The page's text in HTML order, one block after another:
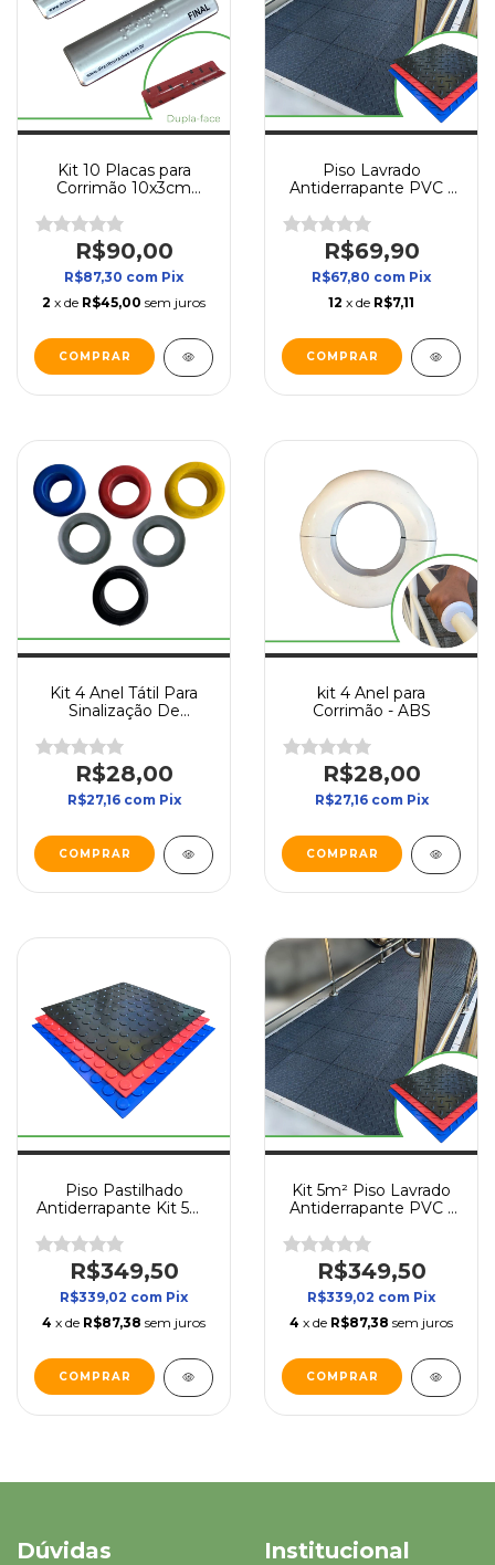
Kit 10 Placas para
Corrimão 10x3cm
R$90,00
R$87,30 com Pix
2 x de R$45,00 sem juros
COMPRAR
Piso Lavrado
Antiderrapante PVC |
1m²
R$69,90
R$67,80 com Pix
12 x de R$7,11
COMPRAR
Kit 4 Anel Tátil Para
Sinalização De
R$28,00
R$27,16 com Pix
COMPRAR
kit 4 Anel para
Corrimão - ABS
R$28,00
R$27,16 com Pix
COMPRAR
Piso Pastilhado
Antiderrapante Kit 5m²
Direct Borrachas
R$349,50
R$339,02 com Pix
4 x de R$87,38 sem juros
COMPRAR
Kit 5m² Piso Lavrado
Antiderrapante PVC |
Direct Borrachas
R$349,50
R$339,02 com Pix
4 x de R$87,38 sem juros
COMPRAR
Dúvidas Institucional